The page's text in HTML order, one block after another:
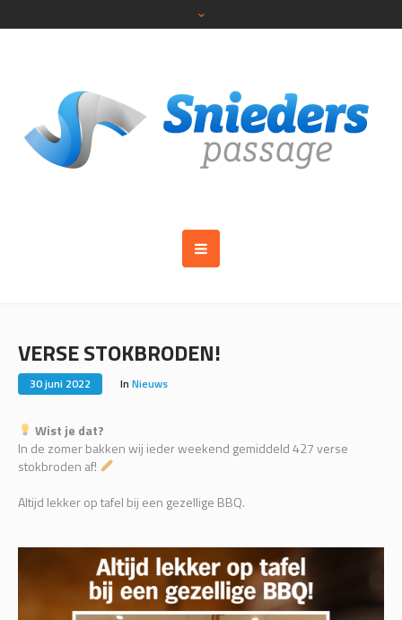
VERSE STOKBRODEN!
30 juni 2022 In Nieuws
Wist je dat?
In de zomer bakken wij ieder weekend gemiddeld 427 verse
stokbroden af!
Altijd lekker op tafel bij een gezellige BBQ.